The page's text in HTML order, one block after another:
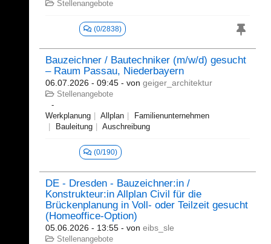
Stellenangebote
(0/2838)
Bauzeichner / Bautechniker (m/w/d) gesucht
– Raum Passau, Niederbayern
06.07.2026 - 09:45 - von geiger_architektur
Stellenangebote
Werkplanung Allplan
Familienunternehmen
Bauleitung
Auschreibung
(0/190)
DE - Dresden - Bauzeichner:in /
Konstrukteur:in Allplan Civil für die
Brückenplanung in Voll- oder Teilzeit gesucht
(Homeoffice-Option)
05.06.2026 - 13:55 - von eibs_sle
Stellenangebote